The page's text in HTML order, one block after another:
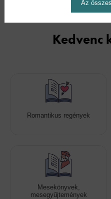
Kedvenc
Romantikus regények
Mesekönyvek,
mesegyűjtemények
Az